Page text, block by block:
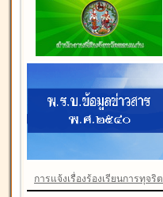
การแจ้งเรื่องร้องเรียนการทุจริต